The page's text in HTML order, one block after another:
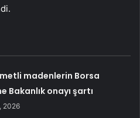
madenlerin Borsa
Bakanlık onayı şartı
2026